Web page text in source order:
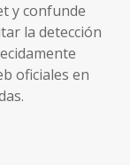
y confunde
la detección
oficiales en